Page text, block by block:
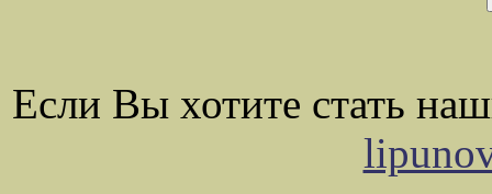
Если Вы хотите стать